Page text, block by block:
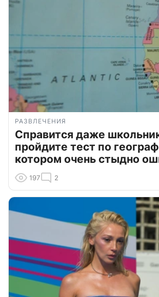
РАЗВЛЕЧЕНИЯ
Справится даже
пройдите тест по
котором очень стыдно
197 2